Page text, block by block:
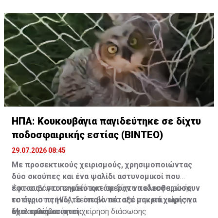
παγκοσμίως.
τραυματισμό περισσότερων από 2.800.
ΗΠΑ: Κουκουβάγια παγιδεύτηκε σε δίχτυ
ποδοσφαιρικής εστίας (ΒΙΝΤΕΟ)
29.07.2026 08:45
Με προσεκτικούς χειρισμούς, χρησιμοποιώντας
δύο σκούπες και ένα ψαλίδι αστυνομικοί που
έφτασαν στο σημείο κατάφεραν να ελευθερώσουν
το άγριο πτηνό, το οποίο πέταξε μακριά χωρίς να
έχει τραυματιστεί
Κουκουβάγια παγιδεύτηκε σε δίχτυ ποδοσφαιρικής
εστίας στις ΗΠΑ, δείτε βίντεο από την επιχείρηση
απελευθέρωσής της
Μια ασυνήθιστη επιχείρηση διάσωσης